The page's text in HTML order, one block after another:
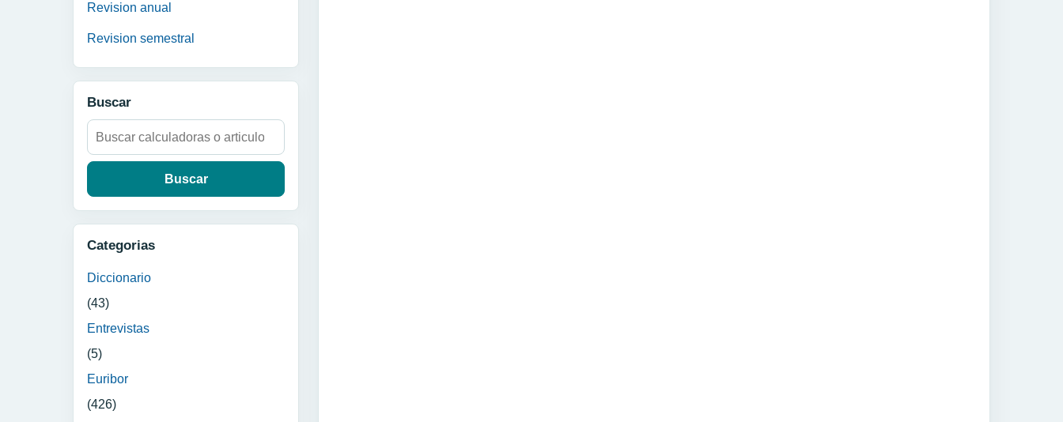
Revision anual
Revision semestral
Buscar
Buscar:
Categorias
Diccionario
(43)
Entrevistas
(5)
Euribor
(426)